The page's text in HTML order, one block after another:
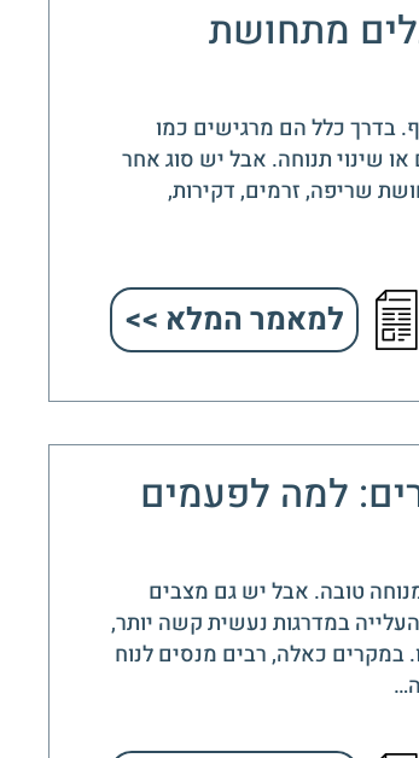
מתחושת
בדרך כלל הם מרגישים כמו
שינוי תנוחה. אבל יש סוג אחר
שריפה, זרמים, דקירות,
למאמר המלא >>
למה לפעמים
טובה. אבל יש גם מצבים
במדרגות נעשית קשה יותר,
במקרים כאלה, רבים מנסים לנוח